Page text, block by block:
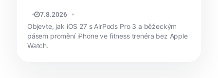
MATYÁŠ KOZÁK
7.8.2026
Objevte, jak iOS 27 s AirPods Pro 3 a běžeckým
pásem promění iPhone ve fitness trenéra bez Apple
Watch.